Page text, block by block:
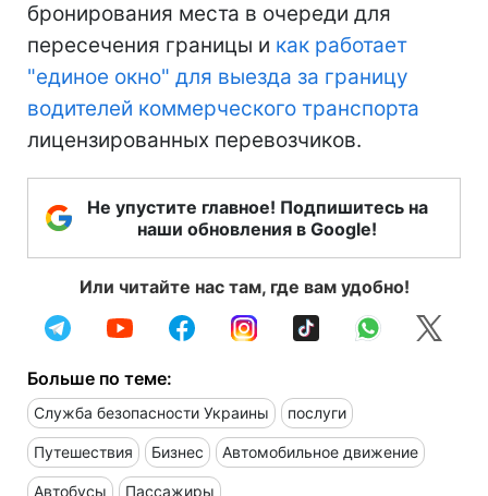
бронирования места в очереди для
пересечения границы и как работает
"единое окно" для выезда за границу
водителей коммерческого транспорта
лицензированных перевозчиков.
Не упустите главное! Подпишитесь на
наши обновления в Google!
Или читайте нас там, где вам удобно!
Больше по теме:
Служба безопасности Украины послуги
Путешествия Бизнес Автомобильное движение
Автобусы Пассажиры